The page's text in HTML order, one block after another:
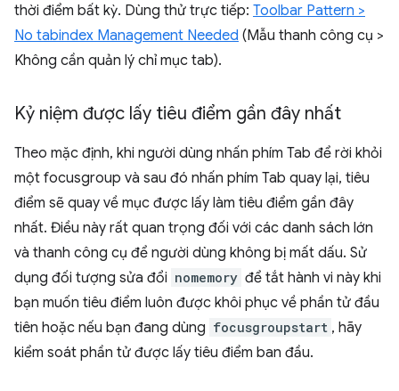
thời điểm bất kỳ. Dùng thử trực tiếp: Toolbar Pattern >
No tabindex Management Needed (Mẫu thanh công cụ >
Không cần quản lý chỉ mục tab).
Kỷ niệm được lấy tiêu điểm gần đây nhất
Theo mặc định, khi người dùng nhấn phím Tab để rời khỏi
một focusgroup và sau đó nhấn phím Tab quay lại, tiêu
điểm sẽ quay về mục được lấy làm tiêu điểm gần đây
nhất. Điều này rất quan trọng đối với các danh sách lớn
và thanh công cụ để người dùng không bị mất dấu. Sử
dụng đối tượng sửa đổi nomemory để tắt hành vi này khi
bạn muốn tiêu điểm luôn được khôi phục về phần tử đầu
tiên hoặc nếu bạn đang dùng focusgroupstart , hãy
kiểm soát phần tử được lấy tiêu điểm ban đầu.